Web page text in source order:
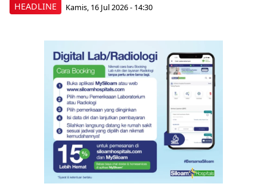
HEADLINE Kamis, 16 Jul 2026 - 14:30